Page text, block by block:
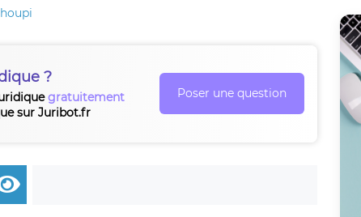
?
gratuitement
sur Juribot.fr
Poser une question